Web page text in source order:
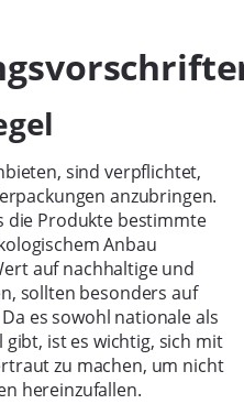
sind verpflichtet,
anzubringen.
die Produkte bestimmte
Anbau
auf nachhaltige und
sollten besonders auf
es sowohl nationale als
ist es wichtig, sich mit
zu machen, um nicht
hereinzufallen.